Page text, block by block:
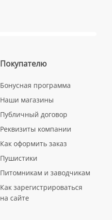
Покупателю
Бонусная программа
Наши магазины
Публичный договор
Реквизиты компании
Как оформить заказ
Пушистики
Питомникам и заводчикам
Как зарегистрироваться
на сайте